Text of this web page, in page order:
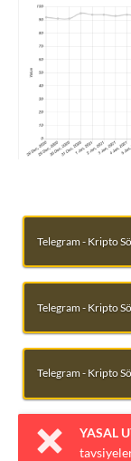
Telegram - Kripto
Telegram - Kripto
Telegram - Kripto
YASAL